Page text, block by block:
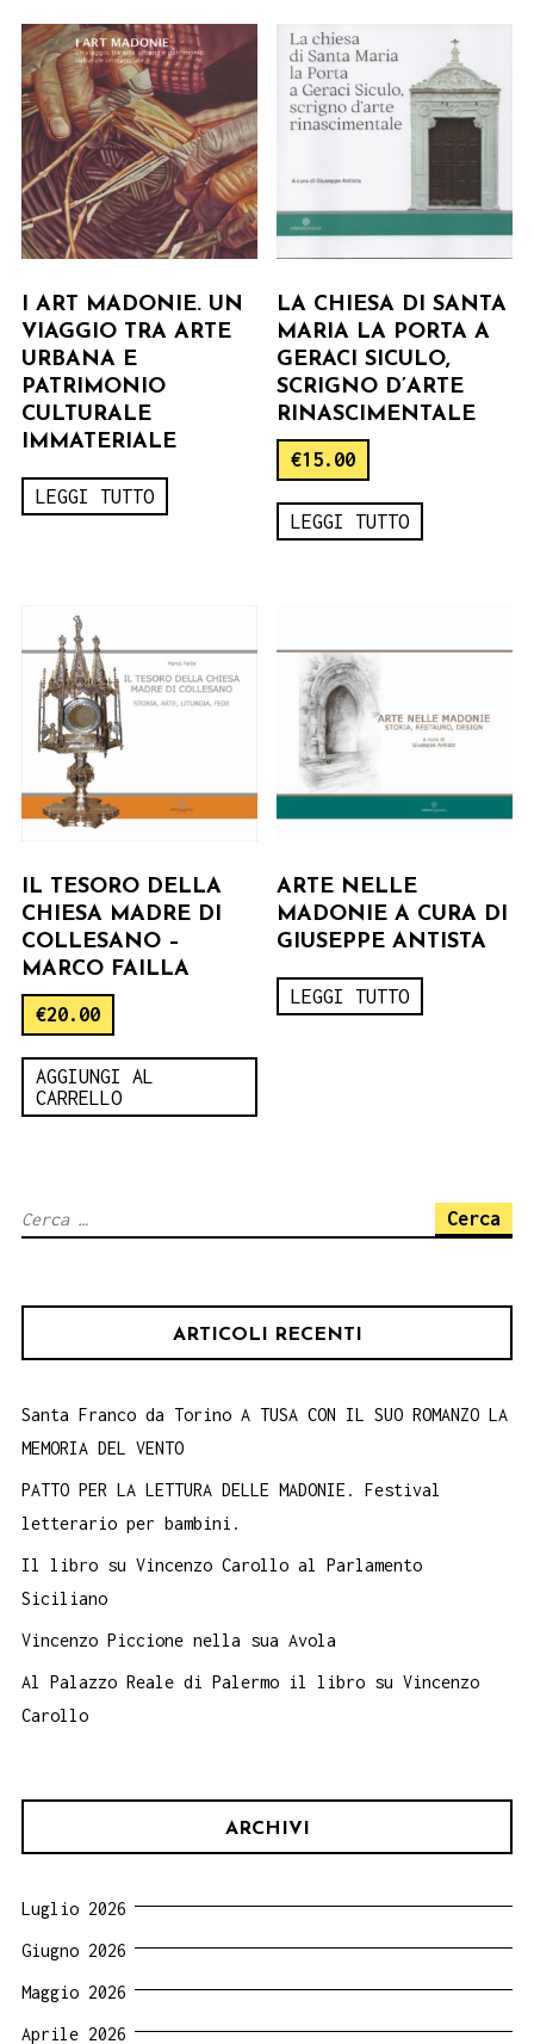
I ART MADONIE. UN
VIAGGIO TRA ARTE
URBANA E
PATRIMONIO
CULTURALE
IMMATERIALE
LEGGI TUTTO
LA CHIESA DI SANTA
MARIA LA PORTA A
GERACI SICULO,
SCRIGNO D’ARTE
RINASCIMENTALE
€15.00
LEGGI TUTTO
IL TESORO DELLA
CHIESA MADRE DI
COLLESANO –
MARCO FAILLA
€20.00
AGGIUNGI AL
CARRELLO
ARTE NELLE
MADONIE A CURA DI
GIUSEPPE ANTISTA
LEGGI TUTTO
Ricerca
ARTICOLI RECENTI
Santa Franco da Torino A TUSA CON IL SUO ROMANZO LA
MEMORIA DEL VENTO
PATTO PER LA LETTURA DELLE MADONIE. Festival
letterario per bambini.
Il libro su Vincenzo Carollo al Parlamento
Siciliano
Vincenzo Piccione nella sua Avola
Al Palazzo Reale di Palermo il libro su Vincenzo
Carollo
ARCHIVI
Luglio 2026
Giugno 2026
Maggio 2026
Aprile 2026